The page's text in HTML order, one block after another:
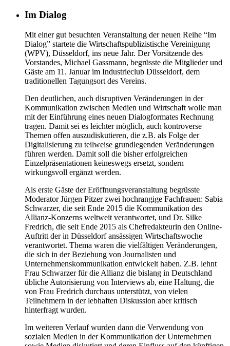
Im Dialog
Mit einer gut besuchten Veranstaltung der neuen Reihe “Im
Dialog” startete die Wirtschaftspublizistische Vereinigung
(WPV), Düsseldorf, ins neue Jahr. Der Vorsitzende des
Vorstandes, Michael Gassmann, begrüsste die Mitglieder und
Gäste am 11. Januar im Industrieclub Düsseldorf, dem
traditionellen Tagungsort des Vereins.
Den deutlichen, auch disruptiven Veränderungen in der
Kommunikation zwischen Medien und Wirtschaft wolle man
mit der Einführung eines neuen Dialogformates Rechnung
tragen. Damit sei es leichter möglich, auch kontroverse
Themen offen auszudiskutieren, die z.B. als Folge der
Digitalisierung zu teilweise grundlegenden Veränderungen
führen werden. Damit soll die bisher erfolgreichen
Einzelpräsentationen keineswegs ersetzt, sondern
wirkungsvoll ergänzt werden.
Als erste Gäste der Eröffnungsveranstaltung begrüsste
Moderator Jürgen Pitzer zwei hochrangige Fachfrauen: Sabia
Schwarzer, die seit Ende 2015 die Kommunikation des
Allianz-Konzerns weltweit verantwortet, und Dr. Silke
Fredrich, die seit Ende 2015 als Chefredakteurin den Online-
Auftritt der in Düsseldorf ansässigen Wirtschaftswoche
verantwortet. Thema waren die vielfältigen Veränderungen,
die sich in der Beziehung von Journalisten und
Unternehmenskommunikation entwickelt haben. Z.B. lehnt
Frau Schwarzer für die Allianz die bislang in Deutschland
übliche Autorisierung von Interviews ab, eine Haltung, die
von Frau Fredrich durchaus unterstützt, von vielen
Teilnehmern in der lebhaften Diskussion aber kritisch
hinterfragt wurden.
Im weiteren Verlauf wurden dann die Verwendung von
sozialen Medien in der Kommunikation der Unternehmen